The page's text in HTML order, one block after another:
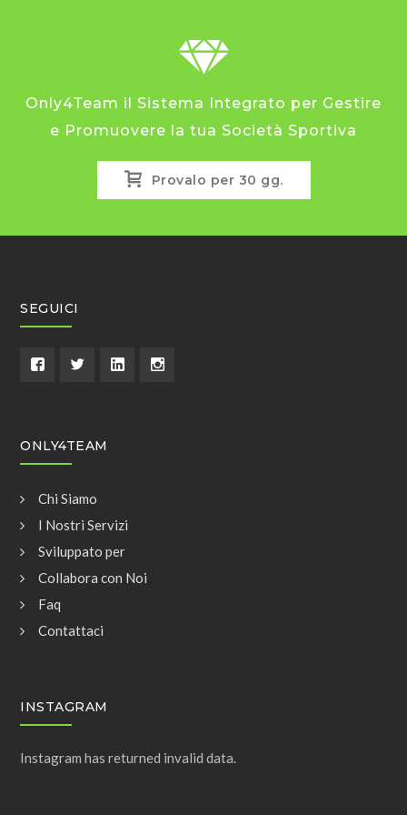
119,00€
varianti.
Le
possono
essere
scelte
nella
Only4Team il Sistema Integrato per Gestire
e Promuovere la tua Società Sportiva
Provalo per 30 gg.
SEGUICI
ONLY4TEAM
Chi Siamo
I Nostri Servizi
Sviluppato per
Collabora con Noi
Faq
Contattaci
INSTAGRAM
Instagram has returned invalid data.